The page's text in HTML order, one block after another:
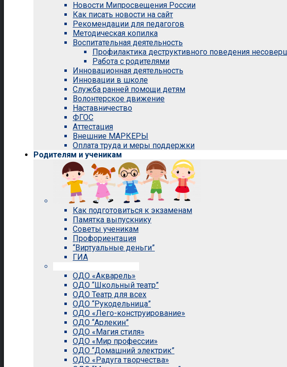
Новости Мипросвещения России
Как писать новости на сайт
Рекомендации для педагогов
Методическая копилка
Воспитательная деятельность
Профилактика деструктивного поведения
Работа с родителями
Инновационная деятельность
Инновации в школе
Служба ранней помощи детям
Волонтерское движение
Наставничество
ФГОС
Аттестация
Внешние МАРКЕРЫ
Оплата труда и меры поддержки
Родителям и ученикам
Как подготовиться к экзаменам
Памятка выпускнику
Советы ученикам
Профориентация
“Виртуальные деньги”
ГИА
ОДО «Акварель»
ОДО “Школьный театр”
ОДО Театр для всех
ОДО “Рукодельница”
ОДО «Лего-конструирование»
ОДО “Арлекин”
ОДО «Магия стиля»
ОДО «Мир профессии»
ОДО “Домашний электрик”
ОДО «Радуга творчества»